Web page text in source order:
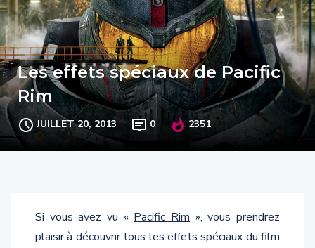
Les effets spéciaux de Pacific
Rim
JUILLET 20, 2013 0 2351
Si vous avez vu « Pacific Rim », vous prendrez
plaisir à découvrir tous les effets spéciaux du film